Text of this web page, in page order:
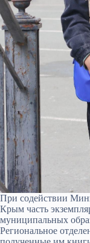
При содействии
Крым часть
муниципальных
Региональное